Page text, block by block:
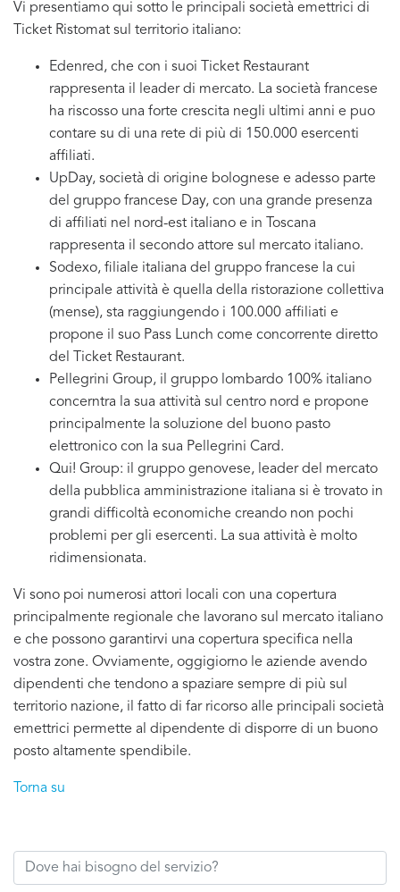
Vi presentiamo qui sotto le principali società emettrici di
Ticket Ristomat sul territorio italiano:
Edenred, che con i suoi Ticket Restaurant
rappresenta il leader di mercato. La società francese
ha riscosso una forte crescita negli ultimi anni e puo
contare su di una rete di più di 150.000 esercenti
affiliati.
UpDay, società di origine bolognese e adesso parte
del gruppo francese Day, con una grande presenza
di affiliati nel nord-est italiano e in Toscana
rappresenta il secondo attore sul mercato italiano.
Sodexo, filiale italiana del gruppo francese la cui
principale attività è quella della ristorazione collettiva
(mense), sta raggiungendo i 100.000 affiliati e
propone il suo Pass Lunch come concorrente diretto
del Ticket Restaurant.
Pellegrini Group, il gruppo lombardo 100% italiano
concerntra la sua attività sul centro nord e propone
principalmente la soluzione del buono pasto
elettronico con la sua Pellegrini Card.
Qui! Group: il gruppo genovese, leader del mercato
della pubblica amministrazione italiana si è trovato in
grandi difficoltà economiche creando non pochi
problemi per gli esercenti. La sua attività è molto
ridimensionata.
Vi sono poi numerosi attori locali con una copertura
principalmente regionale che lavorano sul mercato italiano
e che possono garantirvi una copertura specifica nella
vostra zone. Ovviamente, oggigiorno le aziende avendo
dipendenti che tendono a spaziare sempre di più sul
territorio nazione, il fatto di far ricorso alle principali società
emettrici permette al dipendente di disporre di un buono
posto altamente spendibile.
Torna su